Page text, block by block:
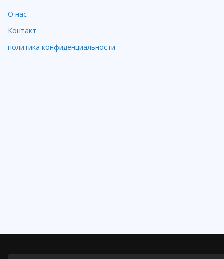
О нас
Контакт
политика конфиденциальности